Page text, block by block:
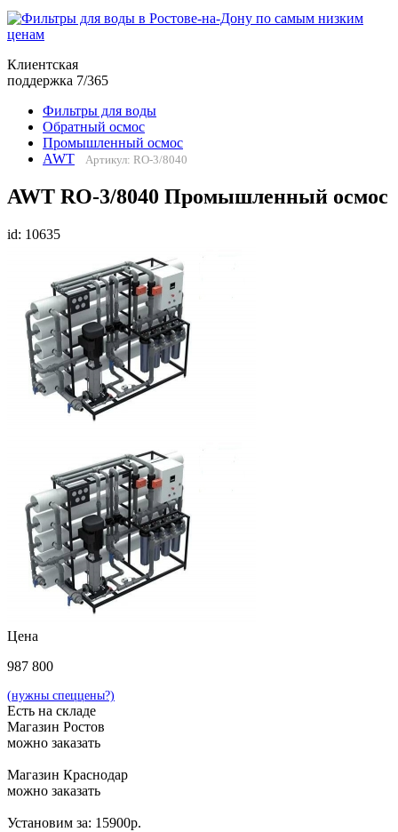
Клиентская
поддержка 7/365
Фильтры для воды
Обратный осмос
Промышленный осмос
AWT
Артикул: RO-3/8040
AWT RO-3/8040 Промышленный осмос
id: 10635
Цена
987 800
(нужны спеццены?)
Есть на складе
Магазин Ростов
можно заказать
Магазин Краснодар
можно заказать
Установим за: 15900р.